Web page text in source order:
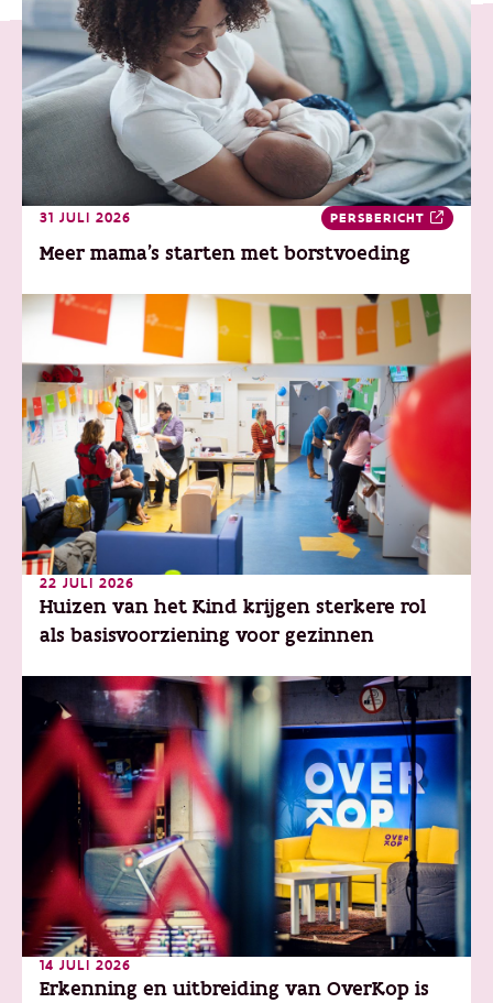
31 JULI 2026 PERSBERICHT
Meer mama’s starten met borstvoeding
22 JULI 2026
Huizen van het Kind krijgen sterkere rol
als basisvoorziening voor gezinnen
14 JULI 2026
Erkenning en uitbreiding van OverKop is